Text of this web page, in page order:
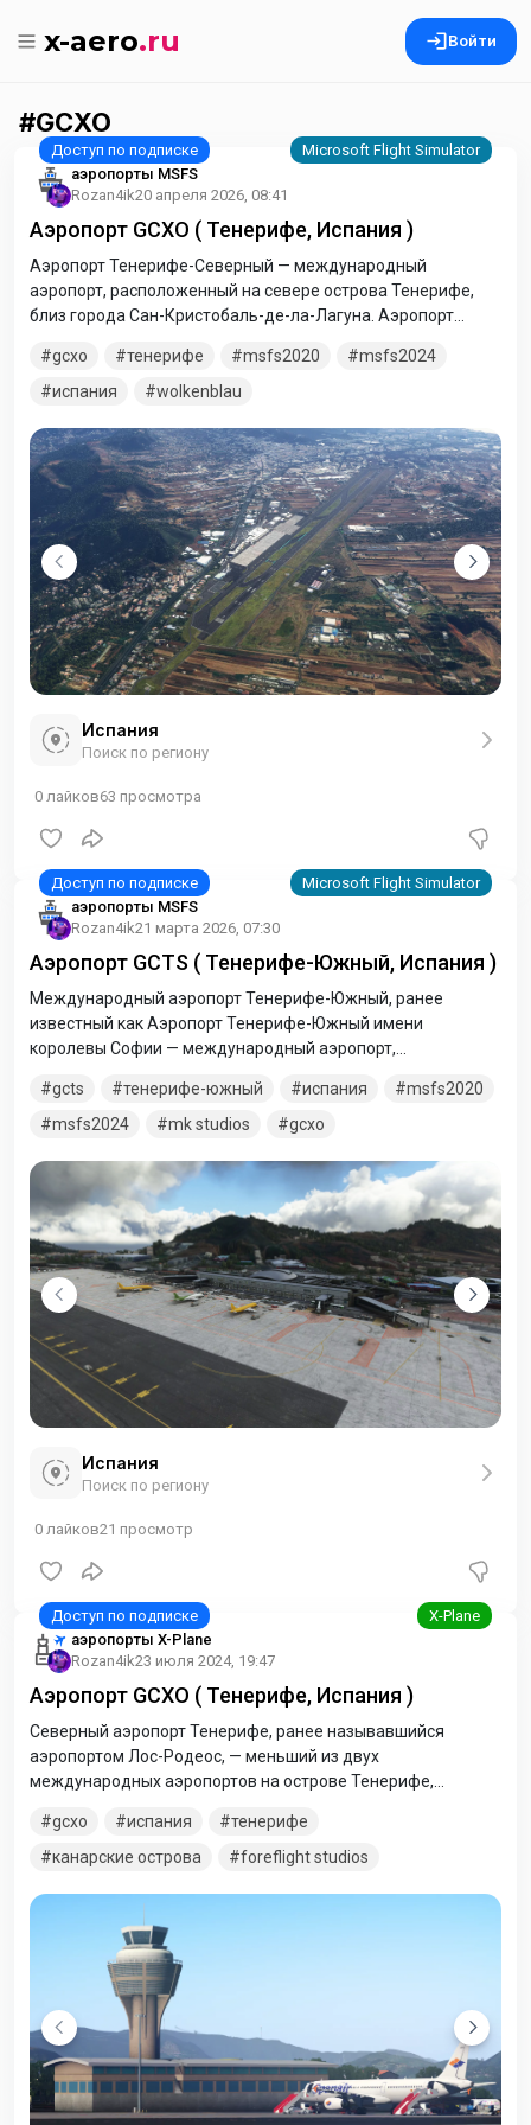
x-aero.ru Войти
GCXO
аэропорты MSFS
Rozan4ik20 апреля 2026, 08:41
Аэропорт GCXO ( Тенерифе, Испания )
Аэропорт Тенерифе-Северный — международный
аэропорт, расположенный на севере острова Тенерифе,
близ города Сан-Кристобаль-де-ла-Лагуна. Аэропорт
него также выполняются рейсы в Европу, Южную Америку,
однако самым оживлённым является маршрут Тенерифе —
gcxo тенерифе msfs2020
msfs2024
испания
wolkenblau
Испания
Поиск по региону
0 лайков63 просмотра
аэропорты MSFS
Rozan4ik21 марта 2026, 07:30
Аэропорт GCTS ( Тенерифе-Южный, Испания )
Международный аэропорт Тенерифе-Южный, ранее
известный как Аэропорт Тенерифе-Южный имени
королевы Софии — международный аэропорт,
Канарских островов. Аэропорт расположен в
муниципалитете Гранадилья-де-Абона.
gcts тенерифе-южный испания
msfs2020
msfs2024
mk studios gcxo
Испания
Поиск по региону
0 лайков21 просмотр
аэропорты X-Plane
Rozan4ik23 июля 2024, 19:47
Аэропорт GCXO ( Тенерифе, Испания )
Северный аэропорт Тенерифе, ранее называвшийся
аэропортом Лос-Родеос, — меньший из двух
международных аэропортов на острове Тенерифе,
семь основных Канарских островов с сообщением с
Пиренейским полуостровом и Европой.
gcxo испания
тенерифе
канарские острова
foreflight studios